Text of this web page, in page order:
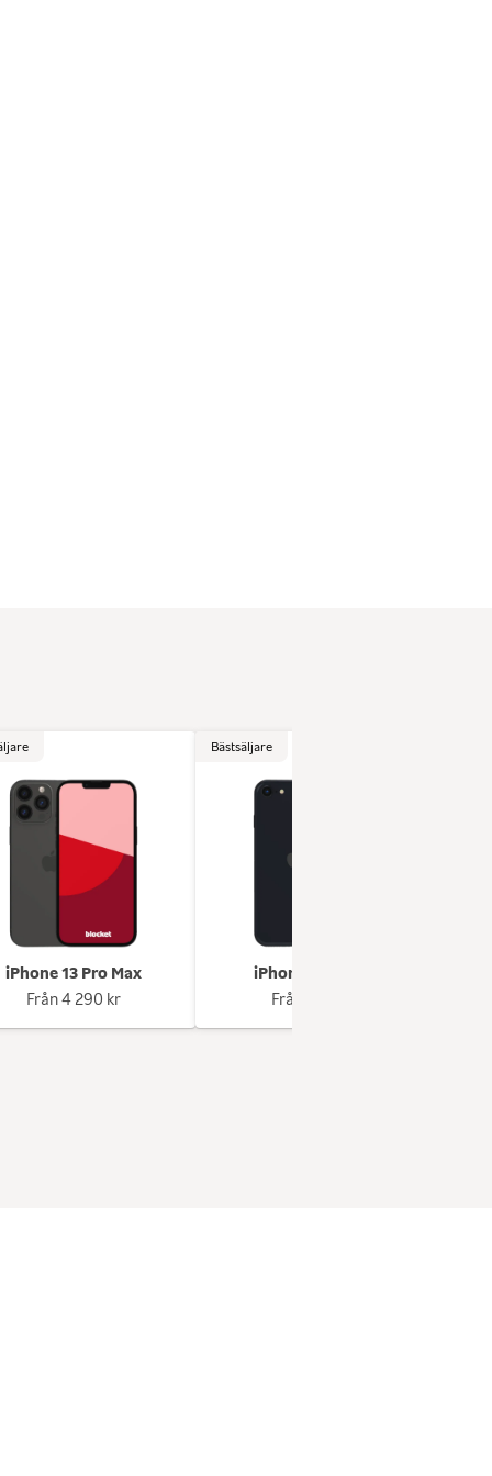
iPhone 13 Pro Max
Från4 290 kr
Bästsäljare
iPhone se (2022)
Från